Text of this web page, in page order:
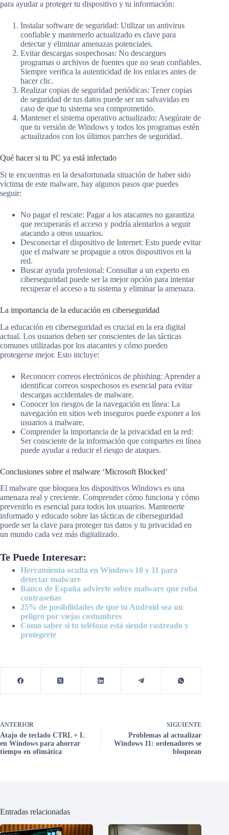
para ayudar a proteger tu dispositivo y tu información:
Instalar software de seguridad: Utilizar un antivirus
confiable y mantenerlo actualizado es clave para
detectar y eliminar amenazas potenciales.
Evitar descargas sospechosas: No descargues
programas o archivos de fuentes que no sean confiables.
Siempre verifica la autenticidad de los enlaces antes de
hacer clic.
Realizar copias de seguridad periódicas: Tener copias
de seguridad de tus datos puede ser un salvavidas en
caso de que tu sistema sea comprometido.
Mantener el sistema operativo actualizado: Asegúrate de
que tu versión de Windows y todos los programas estén
actualizados con los últimos parches de seguridad.
Qué hacer si tu PC ya está infectado
Si te encuentras en la desafortunada situación de haber sido
víctima de este malware, hay algunos pasos que puedes
seguir:
No pagar el rescate: Pagar a los atacantes no garantiza
que recuperarás el acceso y podría alentarlos a seguir
atacando a otros usuarios.
Desconectar el dispositivo de Internet: Esto puede evitar
que el malware se propague a otros dispositivos en la
red.
Buscar ayuda profesional: Consultar a un experto en
ciberseguridad puede ser la mejor opción para intentar
recuperar el acceso a tu sistema y eliminar la amenaza.
La importancia de la educación en ciberseguridad
La educación en ciberseguridad es crucial en la era digital
actual. Los usuarios deben ser conscientes de las tácticas
comunes utilizadas por los atacantes y cómo pueden
protegerse mejor. Esto incluye:
Reconocer correos electrónicos de phishing: Aprender a
identificar correos sospechosos es esencial para evitar
descargas accidentales de malware.
Conocer los riesgos de la navegación en línea: La
navegación en sitios web inseguros puede exponer a los
usuarios a malware.
Comprender la importancia de la privacidad en la red:
Ser consciente de la información que compartes en línea
puede ayudar a reducir el riesgo de ataques.
Conclusiones sobre el malware ‘Microsoft Blocked’
El malware que bloquea los dispositivos Windows es una
amenaza real y creciente. Comprender cómo funciona y cómo
prevenirlo es esencial para todos los usuarios. Mantenerte
informado y educado sobre las tácticas de ciberseguridad
puede ser la clave para proteger tus datos y tu privacidad en
un mundo cada vez más digitalizado.
Te Puede Interesar:
Herramienta oculta en Windows 10 y 11 para
detectar malware
Banco de España advierte sobre malware que roba
contraseñas
25% de posibilidades de que tu Android sea un
peligro por viejas costumbres
Cómo saber si tu teléfono está siendo rastreado y
protegerte
ANTERIOR
Atajo de teclado CTRL + L
en Windows para ahorrar
tiempo en ofimática
SIGUIENTE
Problemas al actualizar
Windows 11: ordenadores se
bloquean
Entradas relacionadas